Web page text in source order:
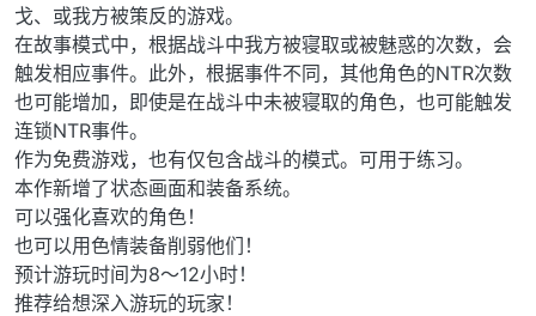
戈、或我方被策反的游戏。
在故事模式中，根据战斗中我方被寝取或被魅惑的次数，会
触发相应事件。此外，根据事件不同，其他角色的NTR次数
也可能增加，即使是在战斗中未被寝取的角色，也可能触发
连锁NTR事件。
作为免费游戏，也有仅包含战斗的模式。可用于练习。
本作新增了状态画面和装备系统。
可以强化喜欢的角色！
也可以用色情装备削弱他们！
预计游玩时间为8～12小时！
推荐给想深入游玩的玩家！